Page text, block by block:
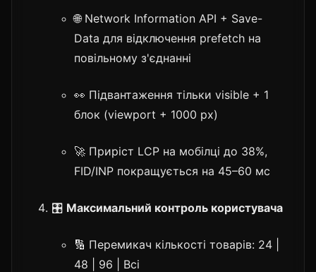
🌐 Network Information API + Save-
Data для відключення prefetch на
повільному з'єднанні
👀 Підвантаження тільки visible + 1
блок (viewport + 1000 px)
🚀 Приріст LCP на мобілці до 38%,
FID/INP покращується на 45–60 мс
🎛️ Максимальний контроль користувача
🔢 Перемикач кількості товарів: 24 |
48 | 96 | Всі